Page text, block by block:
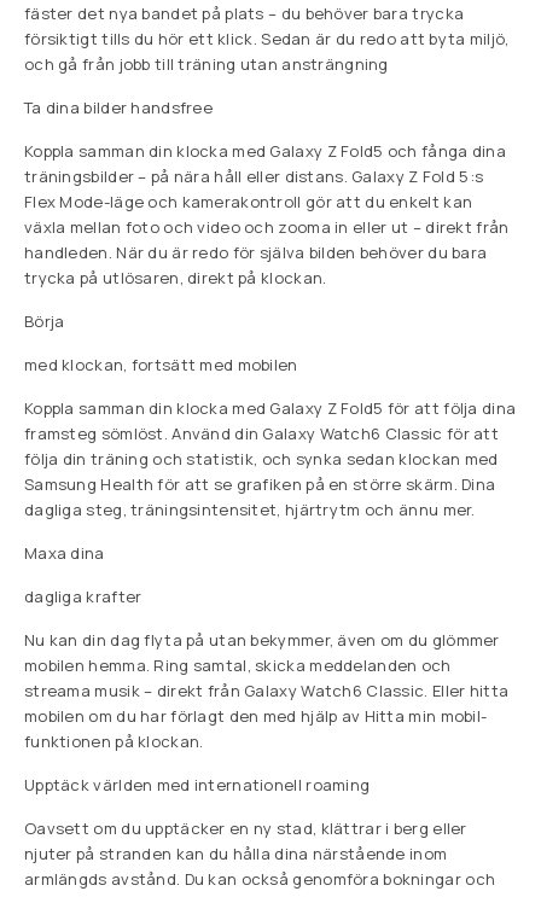
fäster det nya bandet på plats – du behöver bara trycka
försiktigt tills du hör ett klick. Sedan är du redo att byta miljö,
och gå från jobb till träning utan ansträngning
Ta dina bilder handsfree
Koppla samman din klocka med Galaxy Z Fold5 och fånga dina
träningsbilder – på nära håll eller distans. Galaxy Z Fold 5:s
Flex Mode-läge och kamerakontroll gör att du enkelt kan
växla mellan foto och video och zooma in eller ut – direkt från
handleden. När du är redo för själva bilden behöver du bara
trycka på utlösaren, direkt på klockan.
Börja
med klockan, fortsätt med mobilen
Koppla samman din klocka med Galaxy Z Fold5 för att följa dina
framsteg sömlöst. Använd din Galaxy Watch6 Classic för att
följa din träning och statistik, och synka sedan klockan med
Samsung Health för att se grafiken på en större skärm. Dina
dagliga steg, träningsintensitet, hjärtrytm och ännu mer.
Maxa dina
dagliga krafter
Nu kan din dag flyta på utan bekymmer, även om du glömmer
mobilen hemma. Ring samtal, skicka meddelanden och
streama musik – direkt från Galaxy Watch6 Classic. Eller hitta
mobilen om du har förlagt den med hjälp av Hitta min mobil-
funktionen på klockan.
Upptäck världen med internationell roaming
Oavsett om du upptäcker en ny stad, klättrar i berg eller
njuter på stranden kan du hålla dina närstående inom
armlängds avstånd. Du kan också genomföra bokningar och